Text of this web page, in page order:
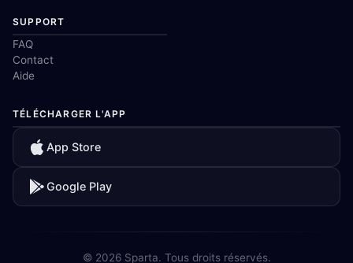
SUPPORT
FAQ
Contact
Aide
TÉLÉCHARGER L'APP
App Store
Google Play
© 2026 Sparta. Tous droits réservés.